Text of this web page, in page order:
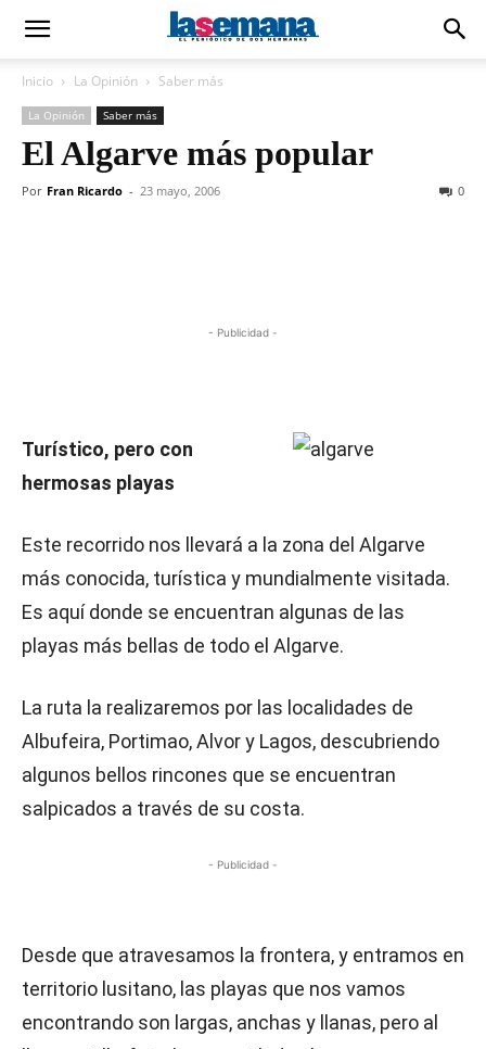
Inicio La Opinión Saber más
La Opinión Saber más
El Algarve más popular
Por Fran Ricardo - 23 mayo, 2006 0
- Publicidad -
Turístico, pero con
hermosas playas
Este recorrido nos llevará a la zona del Algarve
más conocida, turística y mundialmente visitada.
Es aquí donde se encuentran algunas de las
playas más bellas de todo el Algarve.
La ruta la realizaremos por las localidades de
Albufeira, Portimao, Alvor y Lagos, descubriendo
algunos bellos rincones que se encuentran
salpicados a través de su costa.
- Publicidad -
Desde que atravesamos la frontera, y entramos en
territorio lusitano, las playas que nos vamos
encontrando son largas, anchas y llanas, pero al